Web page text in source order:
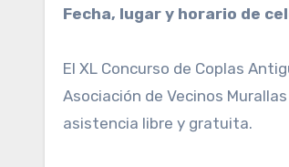
Fecha, lugar y horario de
El XL Concurso de Coplas
Asociación de Vecinos
asistencia libre y gratuita.